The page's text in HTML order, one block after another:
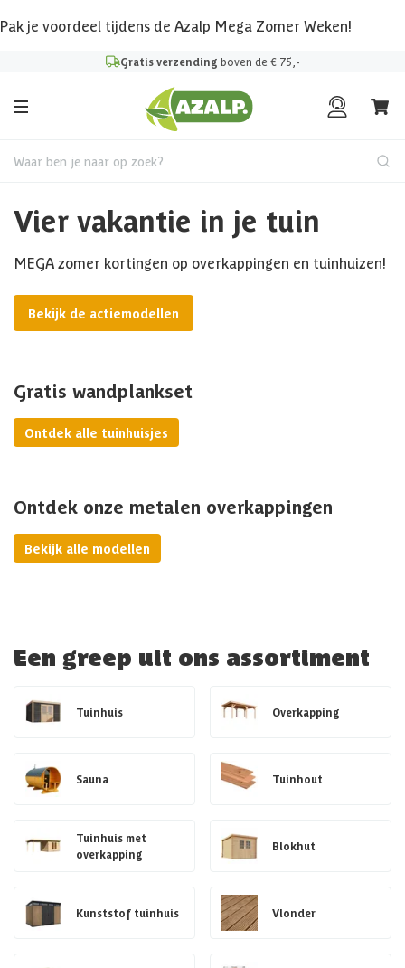
Pak je voordeel tijdens de Azalp Mega Zomer Weken!
Gratis verzending boven de € 75,-
Waar ben je naar op zoek?
Vier vakantie in je tuin
MEGA zomer kortingen op overkappingen en tuinhuizen!
Bekijk de actiemodellen
Gratis wandplankset
Ontdek alle tuinhuisjes
Ontdek onze metalen overkappingen
Bekijk alle modellen
Een greep uit ons assortiment
Tuinhuis Overkapping
Sauna Tuinhout
Tuinhuis met
overkapping
Blokhut
Kunststof tuinhuis Vlonder